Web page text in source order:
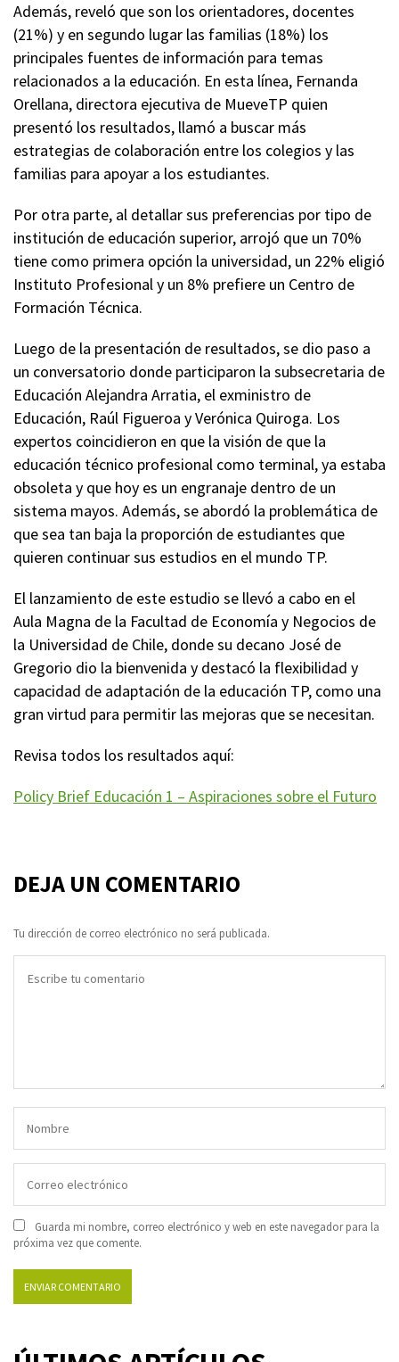
Además, reveló que son los orientadores, docentes
(21%) y en segundo lugar las familias (18%) los
principales fuentes de información para temas
relacionados a la educación. En esta línea, Fernanda
Orellana, directora ejecutiva de MueveTP quien
presentó los resultados, llamó a buscar más
estrategias de colaboración entre los colegios y las
familias para apoyar a los estudiantes.
Por otra parte, al detallar sus preferencias por tipo de
institución de educación superior, arrojó que un 70%
tiene como primera opción la universidad, un 22% eligió
Instituto Profesional y un 8% prefiere un Centro de
Formación Técnica.
Luego de la presentación de resultados, se dio paso a
un conversatorio donde participaron la subsecretaria de
Educación Alejandra Arratia, el exministro de
Educación, Raúl Figueroa y Verónica Quiroga. Los
expertos coincidieron en que la visión de que la
educación técnico profesional como terminal, ya estaba
obsoleta y que hoy es un engranaje dentro de un
sistema mayos. Además, se abordó la problemática de
que sea tan baja la proporción de estudiantes que
quieren continuar sus estudios en el mundo TP.
El lanzamiento de este estudio se llevó a cabo en el
Aula Magna de la Facultad de Economía y Negocios de
la Universidad de Chile, donde su decano José de
Gregorio dio la bienvenida y destacó la flexibilidad y
capacidad de adaptación de la educación TP, como una
gran virtud para permitir las mejoras que se necesitan.
Revisa todos los resultados aquí:
Policy Brief Educación 1 – Aspiraciones sobre el Futuro
DEJA UN COMENTARIO
Tu dirección de correo electrónico no será publicada.
Guarda mi nombre, correo electrónico y web en este navegador para la
próxima vez que comente.